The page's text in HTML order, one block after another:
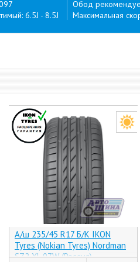
6.5J - 8.5J
Обод
Максимальная
А/ш 235/45 R17 Б/К IKON
Tyres (Nokian Tyres) Nordman
SZ2 XL 97W (Россия)